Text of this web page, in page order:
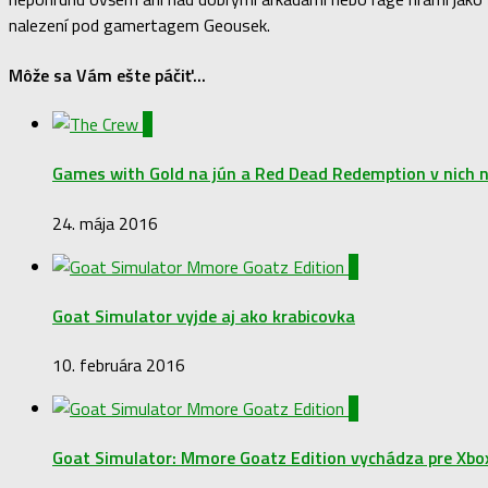
nalezení pod gamertagem Geousek.
Môže sa Vám ešte páčiť...
Games with Gold na jún a Red Dead Redemption v nich
24. mája 2016
Goat Simulator vyjde aj ako krabicovka
10. februára 2016
Goat Simulator: Mmore Goatz Edition vychádza pre